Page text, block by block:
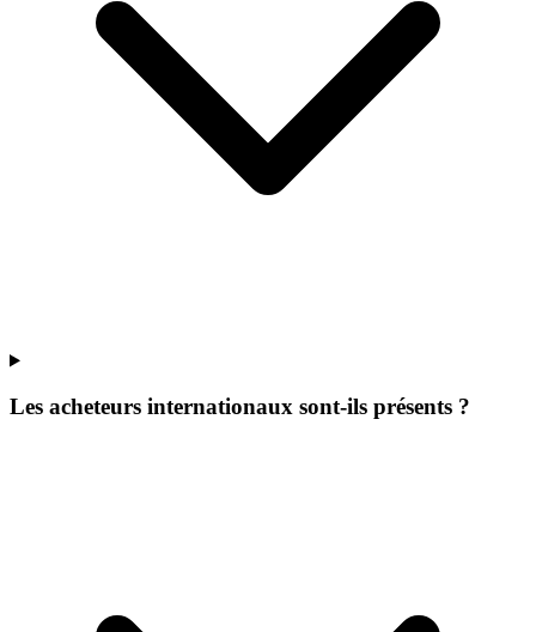
Les acheteurs internationaux sont-ils présents ?